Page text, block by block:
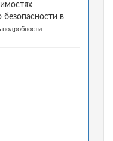
безопасности в
подробности